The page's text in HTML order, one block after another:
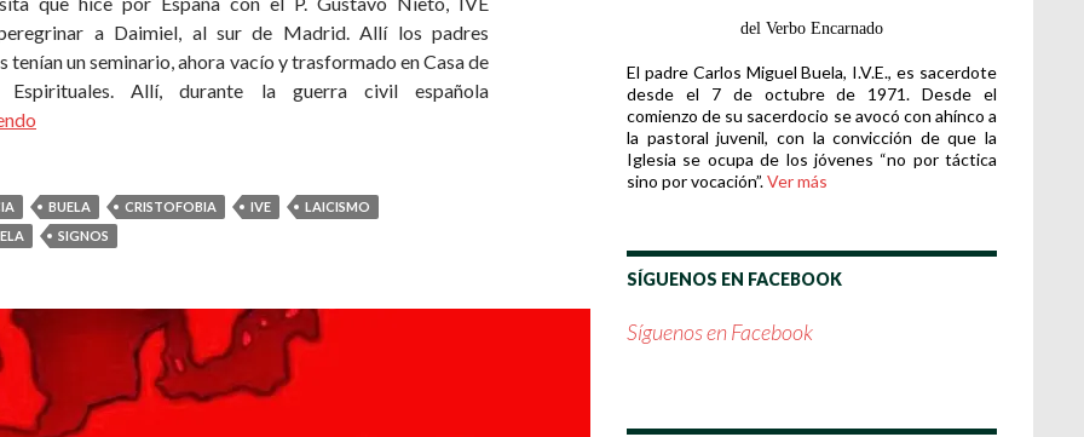
a Daimiel, al sur de Madrid. Allí los padres
tenían un seminario, ahora vacío y trasformado en Casa de
Espirituales. Allí, durante la guerra civil española
BUELA CRISTOFOBIA IVE
LAICISMO
SIGNOS
del Verbo Encarnado
El padre Carlos Miguel Buela, I.V.E., es sacerdote
desde el 7 de octubre de 1971. Desde el
comienzo de su sacerdocio se avocó con ahínco a
la pastoral juvenil, con la convicción de que la
Iglesia se ocupa de los jóvenes “no por táctica
sino por vocación”.Ver más
SÍGUENOS EN FACEBOOK
Síguenos en Facebook